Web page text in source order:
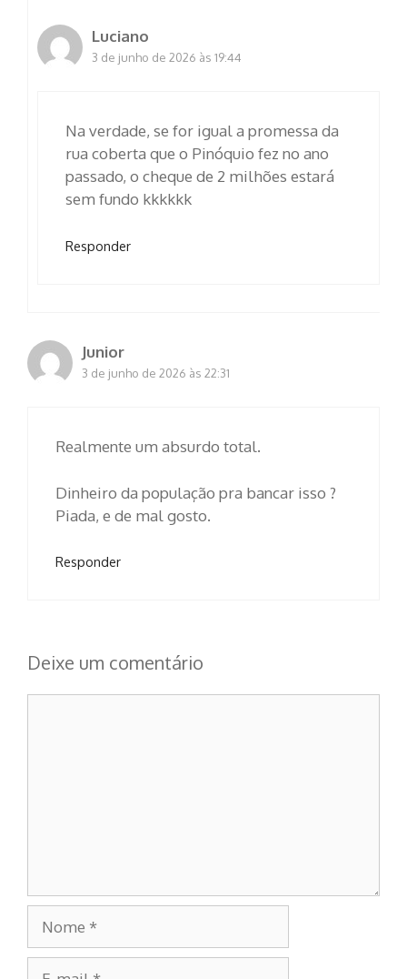
Luciano
3 de junho de 2026 às 19:44
Na verdade, se for igual a promessa da
rua coberta que o Pinóquio fez no ano
passado, o cheque de 2 milhões estará
sem fundo kkkkkk
Responder
Junior
3 de junho de 2026 às 22:31
Realmente um absurdo total.
Dinheiro da população pra bancar isso ?
Piada, e de mal gosto.
Responder
Deixe um comentário